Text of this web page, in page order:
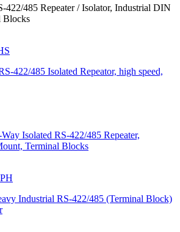
485 Repeater / Isolator, Industrial DIN
Blocks
422/485 Isolated Repeator, high speed,
Isolated RS-422/485 Repeater,
Terminal Blocks
Industrial RS-422/485 (Terminal Block)